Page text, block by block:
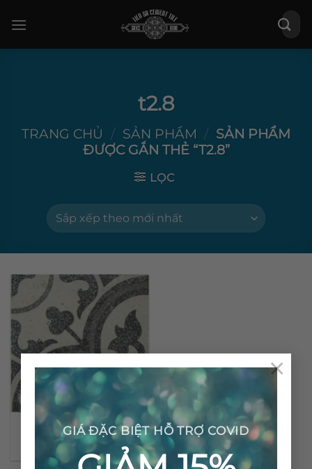
GIÁ ĐẶC BIỆT HỖ TRỢ COVID
×
qua
Tìm
kiếm:
t2.8
TRANG CHỦ / SẢN PHẨM / SẢN PHẨM
ĐƯỢC GẮN THẺ “T2.8”
LỌC
Gạch bông Terrazzo CTS
TE-2.8(4-9-13)